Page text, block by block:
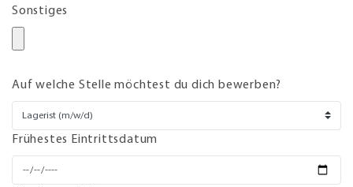
Sonstiges
Auf welche Stelle möchtest du dich bewerben?
Frühestes Eintrittsdatum